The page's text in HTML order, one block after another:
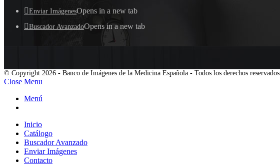
Enviar ImágenesOpens in a new tab
Buscador AvanzadoOpens in a new tab
© Copyright 2026 - Banco de Imágenes de la Medicina Española - Todos los derechos reservados
Close Menu
Menú
Inicio
Catálogo
Buscador Avanzado
Enviar Imágenes
Contacto